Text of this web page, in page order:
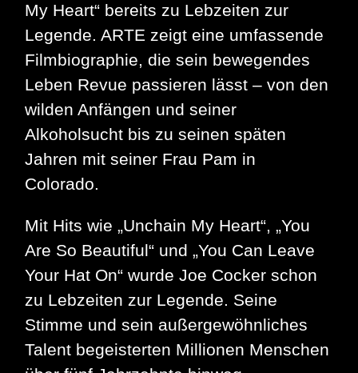
My Heart“ bereits zu Lebzeiten zur
Legende. ARTE zeigt eine umfassende
Filmbiographie, die sein bewegendes
Leben Revue passieren lässt – von den
wilden Anfängen und seiner
Alkoholsucht bis zu seinen späten
Jahren mit seiner Frau Pam in
Colorado.
Mit Hits wie „Unchain My Heart“, „You
Are So Beautiful“ und „You Can Leave
Your Hat On“ wurde Joe Cocker schon
zu Lebzeiten zur Legende. Seine
Stimme und sein außergewöhnliches
Talent begeisterten Millionen Menschen